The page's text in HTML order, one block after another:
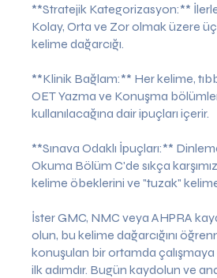
**Stratejik Kategorizasyon:**
Kolay, Orta ve Zor olmak üzere
kelime dağarcığı.
**Klinik Bağlam:** Her kelime,
OET Yazma ve Konuşma
kullanılacağına dair ipuçları içerir.
**Sınava Odaklı İpuçları:**
Okuma Bölüm C'de sıkça
kelime öbeklerini ve "tuzak"
İster GMC, NMC veya AHPRA
olun, bu kelime dağarcığını
konuşulan bir ortamda çalışmaya
ilk adımdır. Bugün kaydolun ve